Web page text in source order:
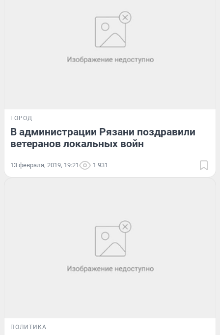
ГОРОД
В администрации Рязани поздравили
ветеранов локальных войн
13 февраля, 2019, 19:21 1 931
ПОЛИТИКА